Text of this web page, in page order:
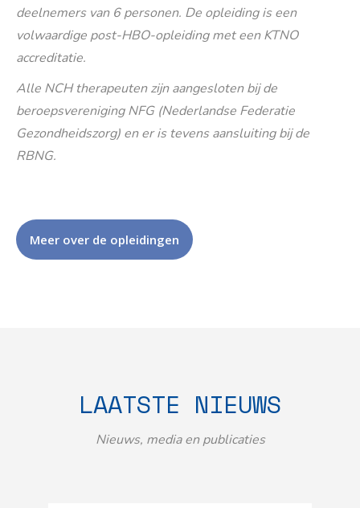
deelnemers van 6 personen. De opleiding is een
volwaardige post-HBO-opleiding met een KTNO
accreditatie.
Alle NCH therapeuten zijn aangesloten bij de
beroepsvereniging NFG (Nederlandse Federatie
Gezondheidszorg) en er is tevens aansluiting bij de
RBNG.
Meer over de opleidingen
LAATSTE NIEUWS
Nieuws, media en publicaties